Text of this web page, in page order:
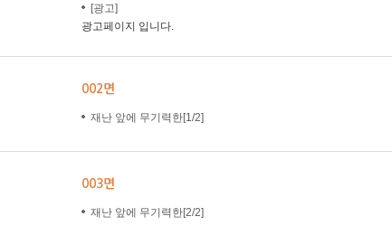
[광고]
광고페이지 입니다.
002면
재난 앞에 무기력한[1/2]
003면
재난 앞에 무기력한[2/2]